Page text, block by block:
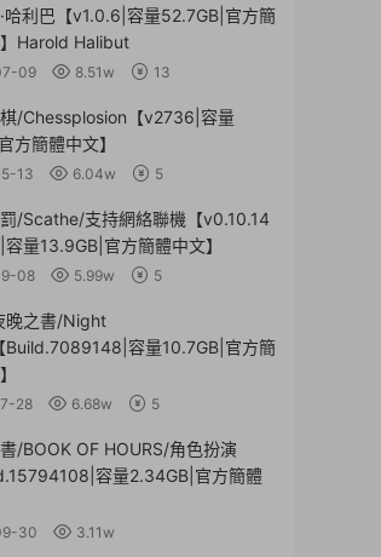
哈利巴【v1.0.6|容量52.7GB|官方簡
Harold Halibut
09 8.51w 13
/Chessplosion【v2736|容量
方簡體中文】
13 6.04w 5
/Scathe/支持網絡聯機【v0.10.14
量13.9GB|官方簡體中文】
08 5.99w 5
晚之書/Night
Build.7089148|容量10.7GB|官方簡
28 6.68w 5
/BOOK OF HOURS/角色扮演
容量2.34GB|官方簡體
30 3.11w